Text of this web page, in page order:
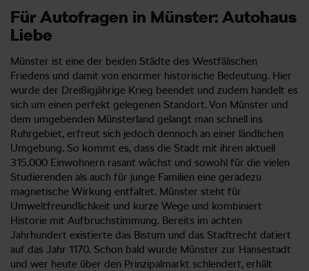
Für Autofragen in Münster: Autohaus
Liebe
Münster ist eine der beiden Städte des Westfälischen
Friedens und damit von enormer historische Bedeutung. Hier
wurde der Dreißigjährige Krieg beendet und zudem handelt es
sich um einen perfekt gelegenen Standort. Von Münster und
dem umgebenden Münsterland gelangt man schnell ins
Ruhrgebiet, erfreut sich jedoch dennoch an einer ländlichen
Umgebung. So kommt es, dass die Stadt mit ihren aktuell
315.000 Einwohnern rasant wächst und sowohl für die vielen
Studierenden als auch für junge Familien eine geradezu
magnetische Wirkung entfaltet. Münster steht für
Umweltfreundlichkeit und kurze Wege und kombiniert
Historie mit Aufbruchstimmung. Bereits im achten
Jahrhundert existierte das Bistum und das Stadtrecht datiert
auf das Jahr 1170. Schon bald wurde Münster zur Hansestadt
und wer heute über den Prinzipalmarkt schlendert, erhält